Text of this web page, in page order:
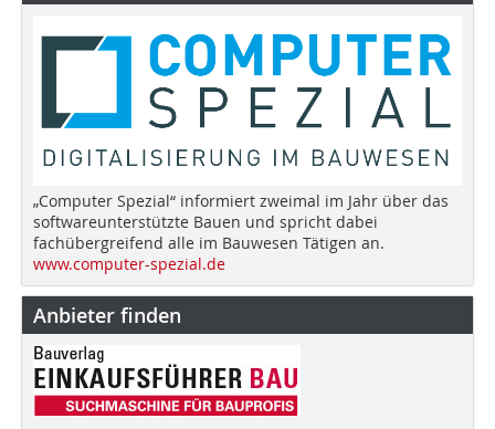
„Computer Spezial“ informiert zweimal im Jahr über das
softwareunterstützte Bauen und spricht dabei
fachübergreifend alle im Bauwesen Tätigen an.
www.computer-spezial.de
Anbieter finden